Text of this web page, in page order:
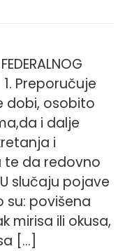
1. Preporučuje
dobi, osobito
i dalje
i
te da redovno
slučaju pojave
su: povišena
mirisa ili okusa,
[…]